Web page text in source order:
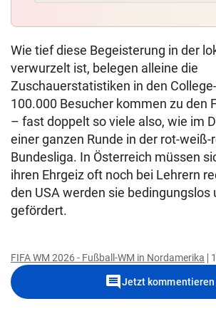
Wie tief diese Begeisterung in der
verwurzelt ist, belegen alleine die
Zuschauerstatistiken in den
100.000 Besucher kommen zu den
– fast doppelt so viele also, wie im
einer ganzen Runde in der rot-weiß-
Bundesliga. In Österreich müssen
ihren Ehrgeiz oft noch bei Lehrern
den USA werden sie bedingungslos
gefördert.
FIFA WM 2026 - Fußball-WM in Nordamerika
commentJetzt kommentieren